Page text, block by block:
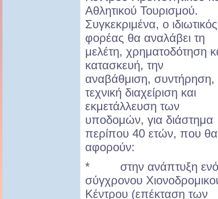
Αθλητικού Τουρισμού.
Συγκεκριμένα, ο ιδιωτικός
φορέας θα αναλάβει τη
μελέτη, χρηματοδότηση
κατασκευή, την
αναβάθμιση, συντήρηση,
τεχνική διαχείριση και
εκμετάλλευση των
υποδομών, για διάστημα
περίπου 40 ετών, που θα
αφορούν:
* στην ανάπτυξη
σύγχρονου
Κέντρου (επέκταση των